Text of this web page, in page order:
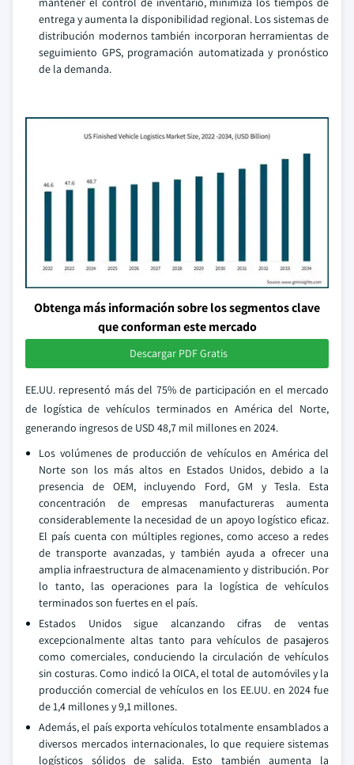
entrega y aumenta la disponibilidad regional. Los sistemas de
distribución modernos también incorporan herramientas de
seguimiento GPS, programación automatizada y pronóstico
de la demanda.
Obtenga más información sobre los segmentos clave
que conforman este mercado
Descargar PDF Gratis
EE.UU. representó más del 75% de participación en el mercado
de logística de vehículos terminados en América del Norte,
generando ingresos de USD 48,7 mil millones en 2024.
Los volúmenes de producción de vehículos en América del
Norte son los más altos en Estados Unidos, debido a la
presencia de OEM, incluyendo Ford, GM y Tesla. Esta
concentración de empresas manufactureras aumenta
considerablemente la necesidad de un apoyo logístico eficaz.
El país cuenta con múltiples regiones, como acceso a redes
de transporte avanzadas, y también ayuda a ofrecer una
amplia infraestructura de almacenamiento y distribución. Por
lo tanto, las operaciones para la logística de vehículos
terminados son fuertes en el país.
Estados Unidos sigue alcanzando cifras de ventas
excepcionalmente altas tanto para vehículos de pasajeros
como comerciales, conduciendo la circulación de vehículos
sin costuras. Como indicó la OICA, el total de automóviles y la
producción comercial de vehículos en los EE.UU. en 2024 fue
de 1,4 millones y 9,1 millones.
Además, el país exporta vehículos totalmente ensamblados a
diversos mercados internacionales, lo que requiere sistemas
logísticos sólidos de salida. Esto también aumenta la